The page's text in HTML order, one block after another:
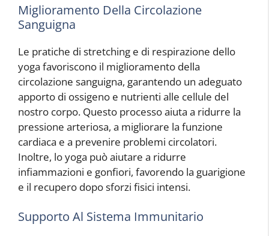
Miglioramento Della Circolazione
Sanguigna
Le pratiche di stretching e di respirazione dello
yoga favoriscono il miglioramento della
circolazione sanguigna, garantendo un adeguato
apporto di ossigeno e nutrienti alle cellule del
nostro corpo. Questo processo aiuta a ridurre la
pressione arteriosa, a migliorare la funzione
cardiaca e a prevenire problemi circolatori.
Inoltre, lo yoga può aiutare a ridurre
infiammazioni e gonfiori, favorendo la guarigione
e il recupero dopo sforzi fisici intensi.
Supporto Al Sistema Immunitario